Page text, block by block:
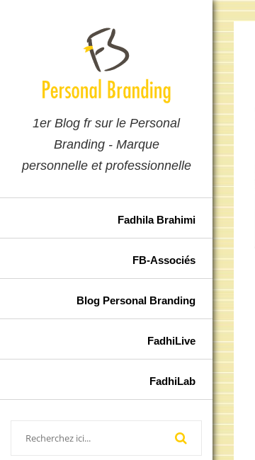
1er Blog fr sur le Personal
Branding - Marque
personnelle et professionnelle
Fadhila Brahimi
FB-Associés
Blog Personal Branding
FadhiLive
FadhiLab